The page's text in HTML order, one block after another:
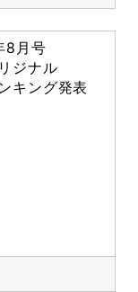
8月号
ジナル
キング発表